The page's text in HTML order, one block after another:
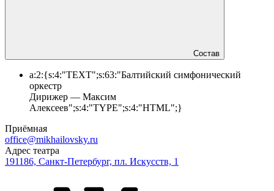
Состав
a:2:{s:4:"TEXT";s:63:"Балтийский симфонический
оркестр
Дирижер — Максим
Алексеев";s:4:"TYPE";s:4:"HTML";}
Приёмная
office@mikhailovsky.ru
Адрес театра
191186, Санкт-Петербург, пл. Искусств, 1